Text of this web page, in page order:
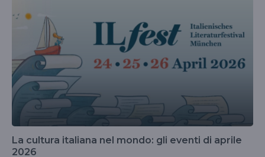
La cultura italiana nel mondo: gli eventi di aprile
2026